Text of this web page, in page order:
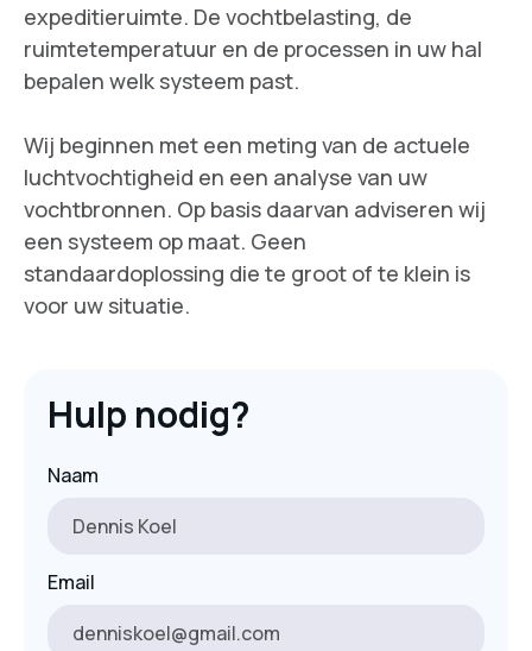
expeditieruimte. De vochtbelasting, de
ruimtetemperatuur en de processen in uw hal
bepalen welk systeem past.
Wij beginnen met een meting van de actuele
luchtvochtigheid en een analyse van uw
vochtbronnen. Op basis daarvan adviseren wij
een systeem op maat. Geen
standaardoplossing die te groot of te klein is
voor uw situatie.
Hulp nodig?
Naam
Email